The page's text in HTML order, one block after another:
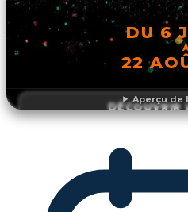
Aperçu de
DU 6
22
DÉCOUVRIR